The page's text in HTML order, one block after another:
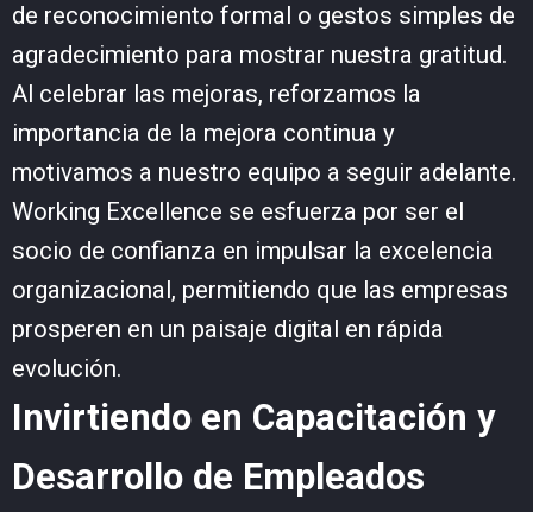
de reconocimiento formal o gestos simples de
agradecimiento para mostrar nuestra gratitud.
Al celebrar las mejoras, reforzamos la
importancia de la mejora continua y
motivamos a nuestro equipo a seguir adelante.
Working Excellence se esfuerza por ser el
socio de confianza en impulsar la excelencia
organizacional, permitiendo que las empresas
prosperen en un paisaje digital en rápida
evolución.
Invirtiendo en Capacitación y
Desarrollo de Empleados